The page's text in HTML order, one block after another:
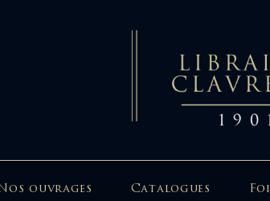
ouvrages Catalogues